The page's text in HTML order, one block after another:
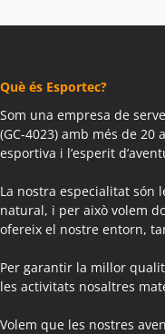
Colònies Escolars
Activitats
Activitats Família
Colònies Escolars
Activitats
Activitats Família
Colònies Escolars
Activitats Família
Activitats
Què és Esportec?
Som una empresa de
(GC-4023) amb més de 20
esportiva i l’esperit
La nostra especialitat són
natural, i per això volem
ofereix el nostre entorn,
Per garantir la millor
les activitats nosaltres
Volem que les nostres